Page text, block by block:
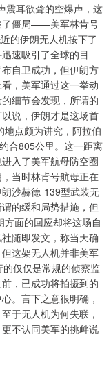
震耳欲聋的空爆声，这
了僵局——美军林肯号
的伊朗无人机按下了
速吸引了全球的目
自卫成功，但伊朗方
，美军通过这一举动
细节会发现，所谓的
说，伊朗才是这场首
地点颇为讲究，阿拉伯
合805公里。这一距离
入了美军航母防空圈
当时林肯号航母正在
沙赫德-139型武装无
的缓和局势措施，但
面的回应却将这场自
随即发文，称当天确
这架无人机并非美军
仅仅是常规的侦察监
，已成功将拍摄到的
。言下之意很明确，
于无人机为何失联，
不认同美军的挑衅说